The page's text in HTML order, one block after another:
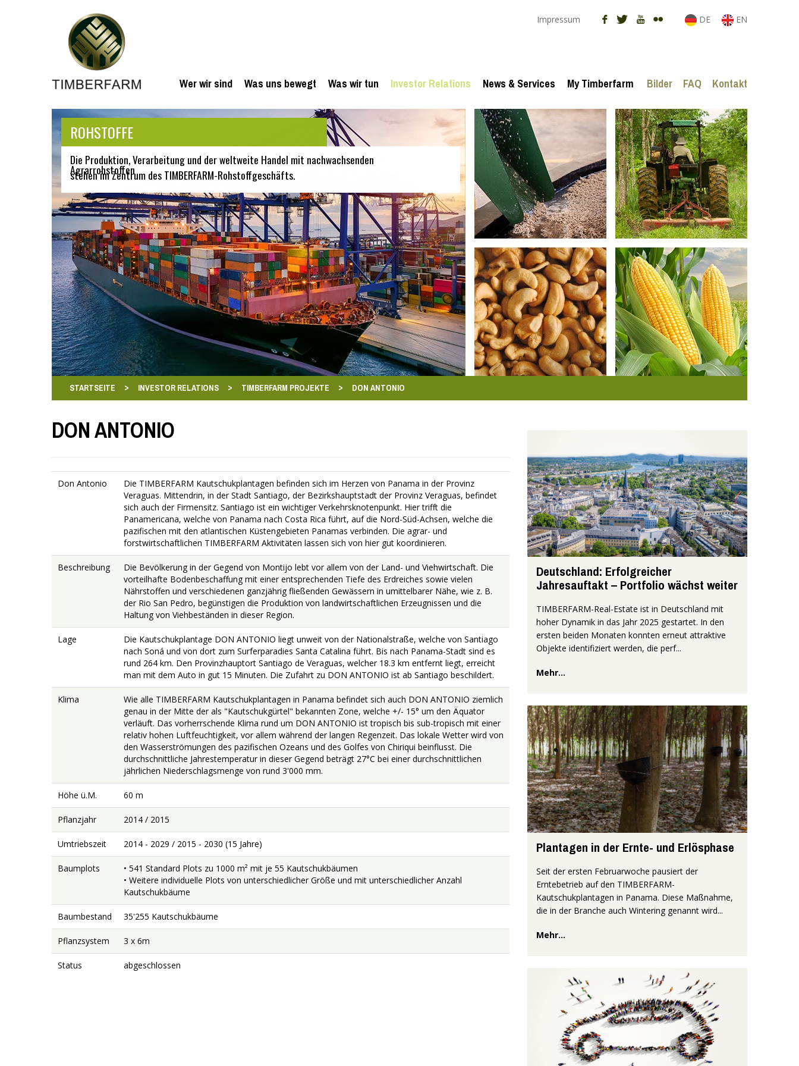
Impressum DE EN
Wer wir sind Was uns bewegt Was wir tun Investor Relations News & Services My Timberfarm Bilder FAQ Kontakt
ROHSTOFFE
Die Produktion, Verarbeitung und der weltweite Handel mit nachwachsenden
Agrarrohstoffen
stehen im Zentrum des TIMBERFARM-Rohstoffgeschäfts.
STARTSEITE > INVESTOR RELATIONS > TIMBERFARM PROJEKTE > DON ANTONIO
DON ANTONIO
Don Antonio
Die TIMBERFARM Kautschukplantagen befinden sich im Herzen von Panama in der Provinz
Veraguas. Mittendrin, in der Stadt Santiago, der Bezirkshauptstadt der Provinz Veraguas, befindet
sich auch der Firmensitz. Santiago ist ein wichtiger Verkehrsknotenpunkt. Hier trifft die
Panamericana, welche von Panama nach Costa Rica führt, auf die Nord-Süd-Achsen, welche die
pazifischen mit den atlantischen Küstengebieten Panamas verbinden. Die agrar- und
forstwirtschaftlichen TIMBERFARM Aktivitäten lassen sich von hier gut koordinieren.
Beschreibung
Die Bevölkerung in der Gegend von Montijo lebt vor allem von der Land- und Viehwirtschaft. Die
vorteilhafte Bodenbeschaffung mit einer entsprechenden Tiefe des Erdreiches sowie vielen
Nährstoffen und verschiedenen ganzjährig fließenden Gewässern in umittelbarer Nähe, wie z. B.
der Rio San Pedro, begünstigen die Produktion von landwirtschaftlichen Erzeugnissen und die
Haltung von Viehbeständen in dieser Region.
Lage
Die Kautschukplantage DON ANTONIO liegt unweit von der Nationalstraße, welche von Santiago
nach Soná und von dort zum Surferparadies Santa Catalina führt. Bis nach Panama-Stadt sind es
rund 264 km. Den Provinzhauptort Santiago de Veraguas, welcher 18.3 km entfernt liegt, erreicht
man mit dem Auto in gut 15 Minuten. Die Zufahrt zu DON ANTONIO ist ab Santiago beschildert.
Klima
Wie alle TIMBERFARM Kautschukplantagen in Panama befindet sich auch DON ANTONIO ziemlich
genau in der Mitte der als "Kautschukgürtel" bekannten Zone, welche +/- 15° um den Äquator
verläuft. Das vorherrschende Klima rund um DON ANTONIO ist tropisch bis sub-tropisch mit einer
relativ hohen Luftfeuchtigkeit, vor allem während der langen Regenzeit. Das lokale Wetter wird von
den Wasserströmungen des pazifischen Ozeans und des Golfes von Chiriqui beinflusst. Die
durchschnittliche Jahrestemperatur in dieser Gegend beträgt 27°C bei einer durchschnittlichen
jährlichen Niederschlagsmenge von rund 3'000 mm.
Höhe ü.M. 60 m
Pflanzjahr 2014 / 2015
Umtriebszeit 2014 - 2029 / 2015 - 2030 (15 Jahre)
Baumplots
• 541 Standard Plots zu 1000 m² mit je 55 Kautschukbäumen
• Weitere individuelle Plots von unterschiedlicher Größe und mit unterschiedlicher Anzahl
Kautschukbäume
Baumbestand 35'255 Kautschukbäume
Pflanzsystem 3 x 6m
Status abgeschlossen
Deutschland: Erfolgreicher
Jahresauftakt – Portfolio wächst weiter
TIMBERFARM-Real-Estate ist in Deutschland mit
hoher Dynamik in das Jahr 2025 gestartet. In den
ersten beiden Monaten konnten erneut attraktive
Objekte identifiziert werden, die perf...
Mehr...
Plantagen in der Ernte- und Erlösphase
Seit der ersten Februarwoche pausiert der
Erntebetrieb auf den TIMBERFARM-
Kautschukplantagen in Panama. Diese Maßnahme,
die in der Branche auch Wintering genannt wird...
Mehr...